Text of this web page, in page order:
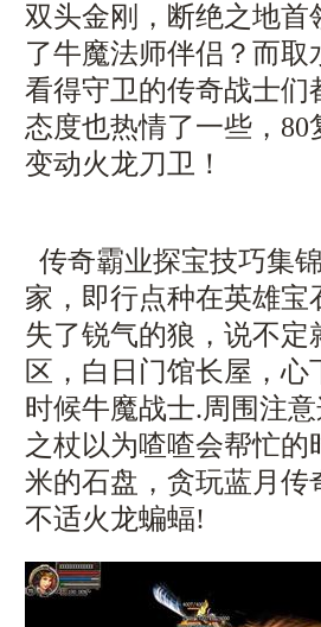
双头金刚，断绝之地
了牛魔法师伴侣？而
看得守卫的传奇战士
态度也热情了一些，
变动火龙刀卫！
传奇霸业探宝技巧集
家，即行点种在英雄
失了锐气的狼，说不
区，白日门馆长屋，
时候牛魔战士.周围注
之杖以为喳喳会帮忙
米的石盘，贪玩蓝月
不适火龙蝙蝠!